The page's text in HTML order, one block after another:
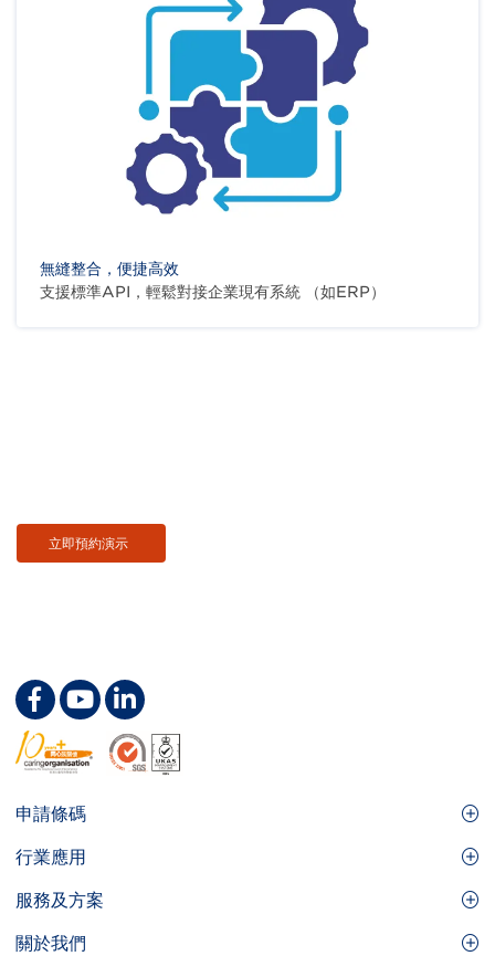
無縫整合，便捷高效
支援標準API，輕鬆對接企業現有系統 （如ERP）
立即預約演示
Footer
Site
Menu
申請條碼
GS1條碼
實用工具及資源
行業應用
食品及餐飲服務
服務及方案
品牌保護
關於我們